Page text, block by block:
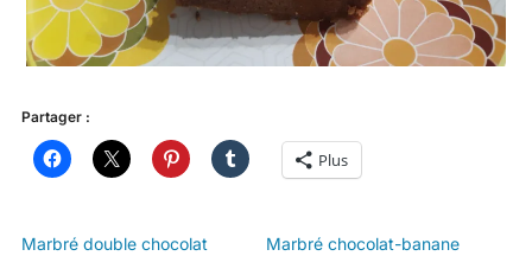
Partager :
Plus
Marbré double chocolat
Marbré chocolat-banane